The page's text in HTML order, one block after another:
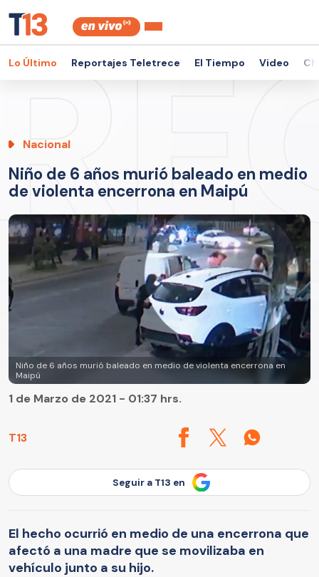
Lo Último Reportajes Teletrece El Tiempo Video
Nacional
Niño de 6 años murió baleado en medio
de violenta encerrona en Maipú
Niño de 6 años murió baleado en medio de violenta encerrona en
Maipú
T13
1 de Marzo de 2021 - 01:37 hrs.
Seguir a T13 en
El hecho ocurrió en medio de una encerrona que
afectó a una madre que se movilizaba en
vehículo junto a su hijo.